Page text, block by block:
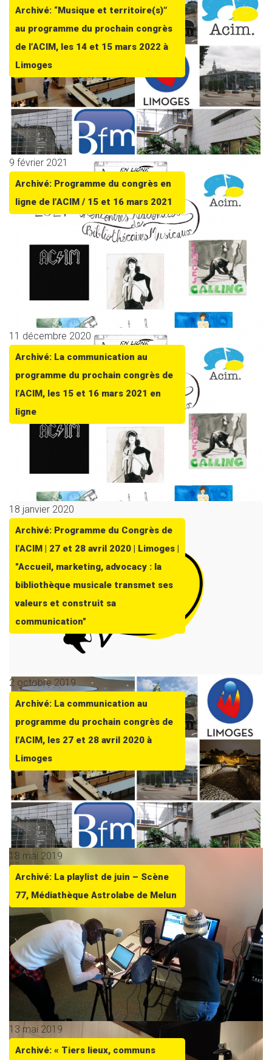
Archivé: “Musique et territoire(s)”
au programme du prochain congrès
de l’ACIM, les 14 et 15 mars 2022 à
Limoges
9 février 2021
Archivé: Programme du congrès en
ligne de l’ACIM / 15 et 16 mars 2021
11 décembre 2020
Archivé: La communication au
programme du prochain congrès de
l’ACIM, les 15 et 16 mars 2021 en
ligne
18 janvier 2020
Archivé: Programme du Congrès de
l’ACIM | 27 et 28 avril 2020 | Limoges |
"Accueil, marketing, advocacy : la
bibliothèque musicale transmet ses
valeurs et construit sa
communication"
2 octobre 2019
Archivé: La communication au
programme du prochain congrès de
l’ACIM, les 27 et 28 avril 2020 à
Limoges
18 mai 2019
Archivé: La playlist de juin – Scène
77, Médiathèque Astrolabe de Melun
13 mai 2019
Archivé: « Tiers lieux, communs